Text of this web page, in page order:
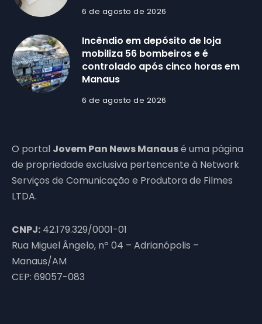
6 de agosto de 2026
Incêndio em depósito de loja
mobiliza 56 bombeiros e é
controlado após cinco horas em
Manaus
6 de agosto de 2026
O portal Jovem Pan News Manausé uma página
de propriedade exclusiva pertencente à Network
Serviços de Comunicação e Produtora de Filmes
LTDA.
CNPJ: 42.179.329/0001-01
Rua Miguel Ângelo, nº 04 – Adrianópolis –
Manaus/AM
CEP: 69057-083